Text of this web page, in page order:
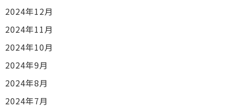
2024年12月
2024年11月
2024年10月
2024年9月
2024年8月
2024年7月